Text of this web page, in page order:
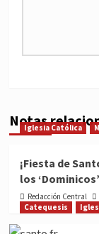
Notas
Iglesia Católica
¡Fiesta de
los
Redacción Central
Catequesis